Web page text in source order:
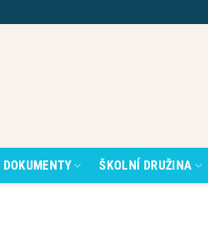
DOKUMENTY ŠKOLNÍ DRUŽINA